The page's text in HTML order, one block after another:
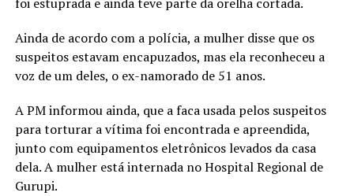
Ainda de acordo com a polícia, a mulher disse que os
suspeitos estavam encapuzados, mas ela reconheceu a
voz de um deles, o ex-namorado de 51 anos.
A PM informou ainda, que a faca usada pelos suspeitos
para torturar a vítima foi encontrada e apreendida,
junto com equipamentos eletrônicos levados da casa
dela. A mulher está internada no Hospital Regional de
Gurupi.